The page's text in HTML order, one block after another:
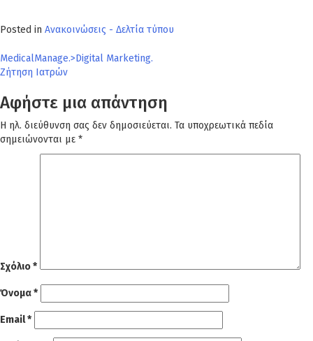
Posted in Ανακοινώσεις - Δελτία τύπου
Πλοήγηση
άρθρων
MedicalManage.>Digital Marketing.
Ζήτηση Ιατρών
Αφήστε μια απάντηση
Η ηλ. διεύθυνση σας δεν δημοσιεύεται. Τα υποχρεωτικά πεδία
σημειώνονται με *
Σχόλιο*
Όνομα*
Email*